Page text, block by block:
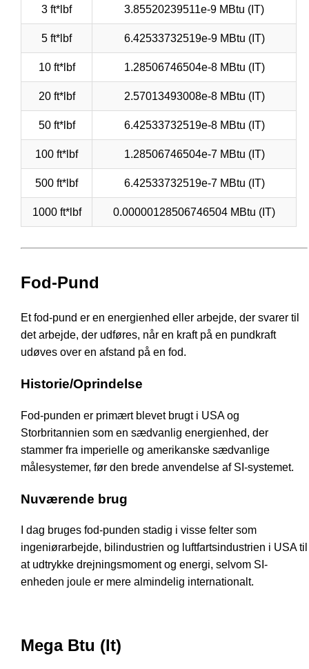
3 ft*lbf 3.85520239511e-9 MBtu (IT)
5 ft*lbf 6.42533732519e-9 MBtu (IT)
10 ft*lbf 1.28506746504e-8 MBtu (IT)
20 ft*lbf 2.57013493008e-8 MBtu (IT)
50 ft*lbf 6.42533732519e-8 MBtu (IT)
100 ft*lbf 1.28506746504e-7 MBtu (IT)
500 ft*lbf 6.42533732519e-7 MBtu (IT)
1000 ft*lbf 0.00000128506746504 MBtu (IT)
Fod-Pund
Et fod-pund er en energienhed eller arbejde, der svarer til
det arbejde, der udføres, når en kraft på en pundkraft
udøves over en afstand på en fod.
Historie/Oprindelse
Fod-punden er primært blevet brugt i USA og
Storbritannien som en sædvanlig energienhed, der
stammer fra imperielle og amerikanske sædvanlige
målesystemer, før den brede anvendelse af SI-systemet.
Nuværende brug
I dag bruges fod-punden stadig i visse felter som
ingeniørarbejde, bilindustrien og luftfartsindustrien i USA til
at udtrykke drejningsmoment og energi, selvom SI-
enheden joule er mere almindelig internationalt.
Mega Btu (It)